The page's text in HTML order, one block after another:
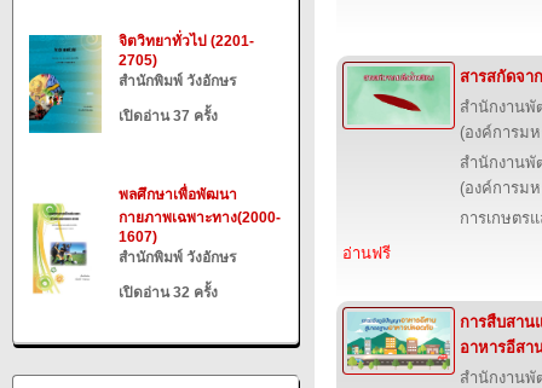
จิตวิทยาทั่วไป (2201-
2705)
สำนักพิมพ์ วังอักษร
เปิดอ่าน 37 ครั้ง
พลศึกษาเพื่อพัฒนา
กายภาพเฉพาะทาง(2000-
1607)
สำนักพิมพ์ วังอักษร
เปิดอ่าน 32 ครั้ง
สารสกัดจา
สำนักงานพั
(องค์การม
สำนักงานพั
(องค์การม
การเกษตร
อ่านฟรี
การสืบสา
อาหารอีสา
สำนักงานพั